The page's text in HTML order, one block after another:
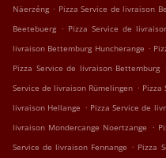
Näerzéng . Pizza Service de livraison
Beetebuerg . Pizza Service de
livraison Bettemburg Huncherange .
Pizza Service de livraison Bettemburg .
Service de livraison Rümelingen . Pizza
livraison Hellange . Pizza Service de
livraison Mondercange Noertzange .
Service de livraison Fennange . Pizza